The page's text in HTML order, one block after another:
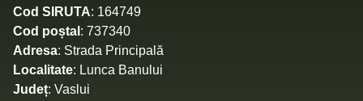
Cod SIRUTA: 164749
Cod poștal : 737340
Adresa: Strada Principală
Localitate: Lunca Banului
Județ: Vaslui